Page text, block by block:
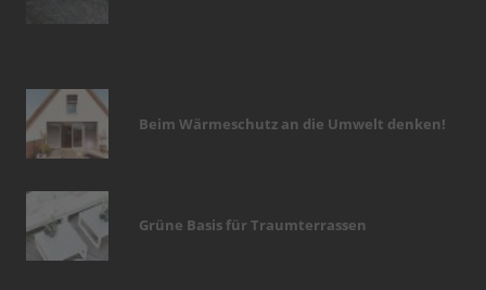
Beim Wärmeschutz an die Umwelt denken!
Grüne Basis für Traumterrassen